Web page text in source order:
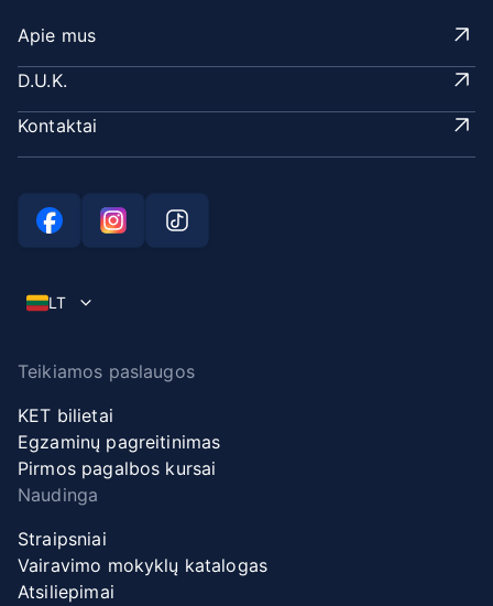
Apie mus
D.U.K.
Kontaktai
LT
Teikiamos paslaugos
KET bilietai
Egzaminų pagreitinimas
Pirmos pagalbos kursai
Naudinga
Straipsniai
Vairavimo mokyklų katalogas
Atsiliepimai